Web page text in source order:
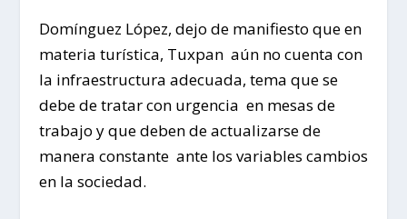
Domínguez López, dejo de manifiesto que en
materia turística, Tuxpan aún no cuenta con
la infraestructura adecuada, tema que se
debe de tratar con urgencia en mesas de
trabajo y que deben de actualizarse de
manera constante ante los variables cambios
en la sociedad.